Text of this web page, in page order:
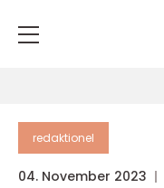
redaktionel
04. November 2023